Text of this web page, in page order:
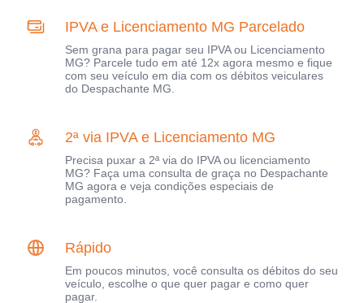
IPVA e Licenciamento MG Parcelado
Sem grana para pagar seu IPVA ou Licenciamento
MG? Parcele tudo em até 12x agora mesmo e fique
com seu veículo em dia com os débitos veiculares
do Despachante MG.
2ª via IPVA e Licenciamento MG
Precisa puxar a 2ª via do IPVA ou licenciamento
MG? Faça uma consulta de graça no Despachante
MG agora e veja condições especiais de
pagamento.
Rápido
Em poucos minutos, você consulta os débitos do seu
veículo, escolhe o que quer pagar e como quer
pagar.